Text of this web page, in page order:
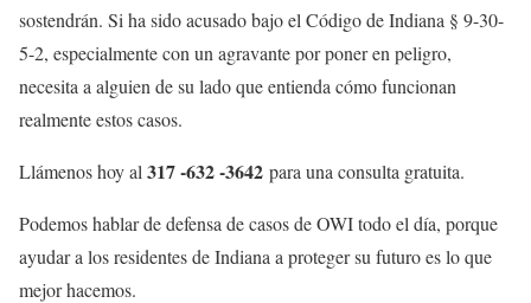
sostendrán. Si ha sido acusado bajo el Código de Indiana § 9-30-
5-2, especialmente con un agravante por poner en peligro,
necesita a alguien de su lado que entienda cómo funcionan
realmente estos casos.
Llámenos hoy al 317 -632 -3642 para una consulta gratuita.
Podemos hablar de defensa de casos de OWI todo el día, porque
ayudar a los residentes de Indiana a proteger su futuro es lo que
mejor hacemos.